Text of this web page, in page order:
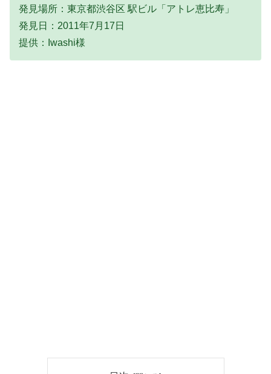
発見場所：東京都渋谷区 駅ビル「アトレ恵比寿」
発見日：2011年7月17日
提供：Iwashi様